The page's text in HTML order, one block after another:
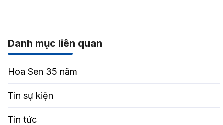
Danh mục liên quan
Hoa Sen 35 năm
Tin sự kiện
Tin tức